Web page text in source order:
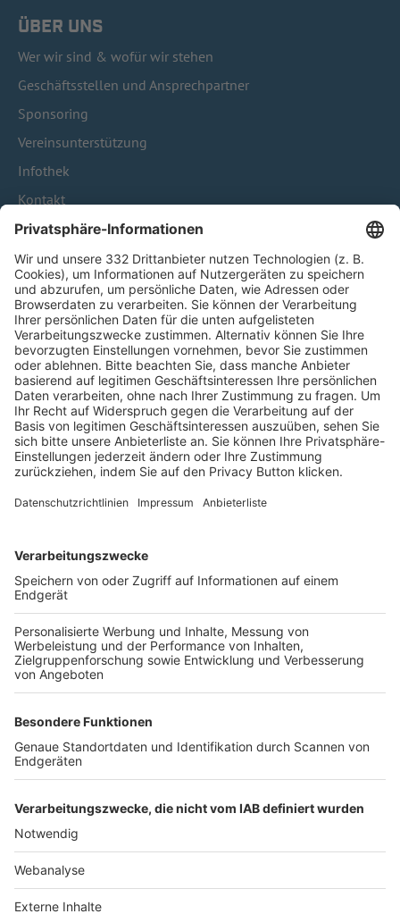
ÜBER UNS
Wer wir sind & wofür wir stehen
Geschäftsstellen und Ansprechpartner
Sponsoring
Vereinsunterstützung
Infothek
Kontakt
HÄUFIG BESUCHTE SEITEN
Pässe und Vereinswechsel
Trainerausbildung
Schulungsangebot Vereinsmitarbeiter
BFV-Geschäftsstellen
Trainerbörse
Login SpielPlus
FOLGE DEM BFV
TOP-VEREINE
TOP-PARTNER
Nutzungsbedingungen Datenschutz Impressum